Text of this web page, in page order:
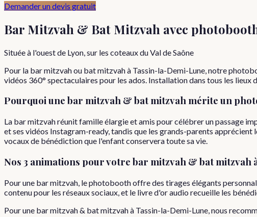
Demander un devis gratuit
Bar Mitzvah & Bat Mitzvah avec
Située à l'ouest de Lyon, sur les coteaux du Val de Saône
Pour la bar mitzvah ou bat mitzvah à Tassin-la-Demi-Lune, notre
vidéos 360° spectaculaires pour les ados. Installation dans tous les lieux
Pourquoiune bar mitzvah & bat mitzvah mérite un
La bar mitzvah réunit famille élargie et amis pour célébrer un passage
et ses vidéos Instagram-ready, tandis que les grands-parents
vocaux de bénédiction que l'enfant conservera toute sa vie.
Nos 3 animations pour votre bar mitzvah & bat mitzvah
Pour une bar mitzvah, le photobooth offre des tirages élégants
contenu pour les réseaux sociaux, et le livre d'or audio recueille les
Pourune bar mitzvah & bat mitzvahà Tassin-la-Demi-Lune , nous